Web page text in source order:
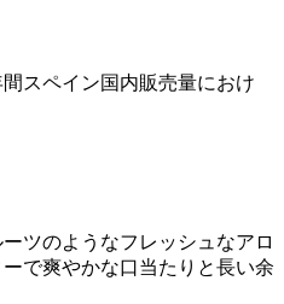
スペイン国内販売量におけ
ツのようなフレッシュなアロ
で爽やかな口当たりと長い余